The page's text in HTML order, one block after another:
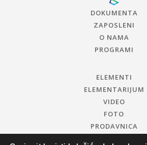
DOKUMENTA
ZAPOSLENI
O NAMA
PROGRAMI
ELEMENTI
ELEMENTARIJUM
VIDEO
FOTO
PRODAVNICA